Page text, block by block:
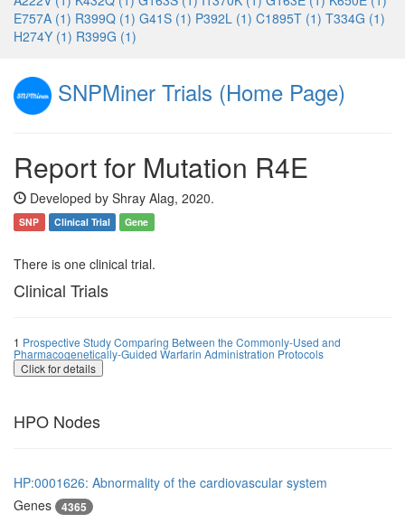
E757A (1) R399Q (1) G41S (1) P392L (1) C1895T (1) T334G (1)
H274Y (1) R399G (1)
SNPMiner Trials (Home Page)
Report for Mutation R4E
Developed by Shray Alag, 2020.
SNP Clinical Trial Gene
There is one clinical trial.
Clinical Trials
1 Prospective Study Comparing Between the Commonly-Used and
Pharmacogenetically-Guided Warfarin Administration Protocols
Click for details
HPO Nodes
HP:0001626: Abnormality of the cardiovascular system
Genes
4365